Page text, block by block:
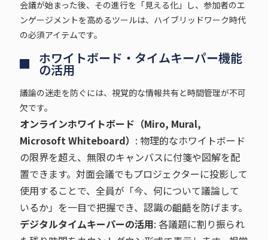
会議が始まった後、その進行を「見える化」し、参加者のエ
ンゲージメントを高めるツールは、ハイブリッドワーク時代
の必須アイテムです。
ホワイトボード・タイムキーパー機能
の活用
議論の迷走を防ぐには、視覚的な情報共有と時間管理が不可
欠です。
オンラインホワイトボード（Miro, Mural,
Microsoft Whiteboard） : 物理的なホワイトボード
の限界を超え、無限のキャンバスに付箋や図解を配
置できます。対面会議でもプロジェクターに投影して
使用することで、全員が「今、何について議論して
いるか」を一目で把握でき、認識の齟齬を防げます。
デジタルタイムキーパーの活用: 各議題に割り振られ